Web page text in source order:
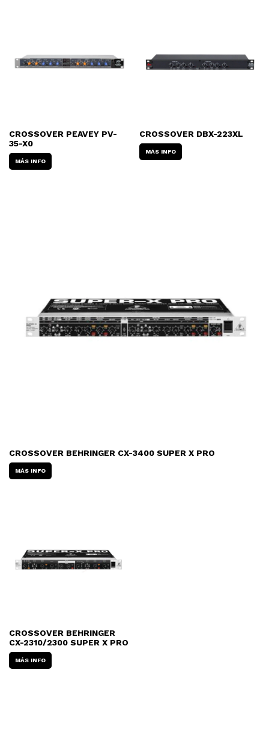
CROSSOVER PEAVEY PV-
35-X0
MÁS INFO
CROSSOVER DBX-223XL
MÁS INFO
CROSSOVER BEHRINGER CX-3400 SUPER X PRO
MÁS INFO
CROSSOVER BEHRINGER
CX-2310/2300 SUPER X PRO
MÁS INFO